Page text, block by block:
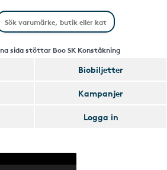
sida stöttar Boo SK Konståkning
Biobiljetter
Kampanjer
Logga in